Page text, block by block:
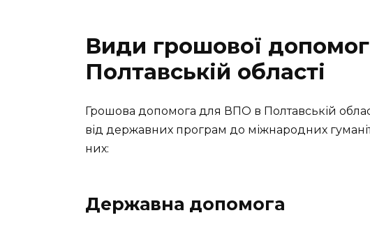
Види грошової
Полтавській області
Грошова допомога для ВПО в Полтавській
від державних програм до міжнародних
них:
Державна допомога